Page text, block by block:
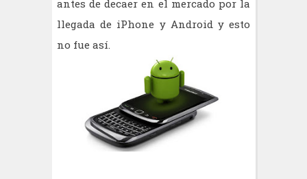
antes de decaer en el mercado por la
llegada de iPhone y Android y esto
no fue así.